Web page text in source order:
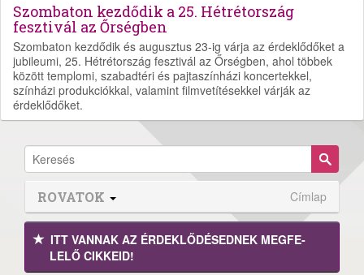
Szombaton kezdődik a 25. Hétrétország
fesztivál az Őrségben
Szombaton kezdődik és augusztus 23-ig várja az érdeklődőket a
jubileumi, 25. Hétrétország fesztivál az Őrségben, ahol többek
között templomi, szabadtéri és pajtaszínházi koncertekkel,
színházi produkciókkal, valamint filmvetítésekkel várják az
érdeklődőket.
ROVATOK Címlap
ITT VANNAK AZ ÉRDEK­LŐDÉ­SEDNEK MEGFE­
LELŐ CIKKEID!